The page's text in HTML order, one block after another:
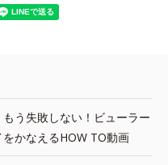
う失敗しない！ビューラー
かなえるHOW TO動画